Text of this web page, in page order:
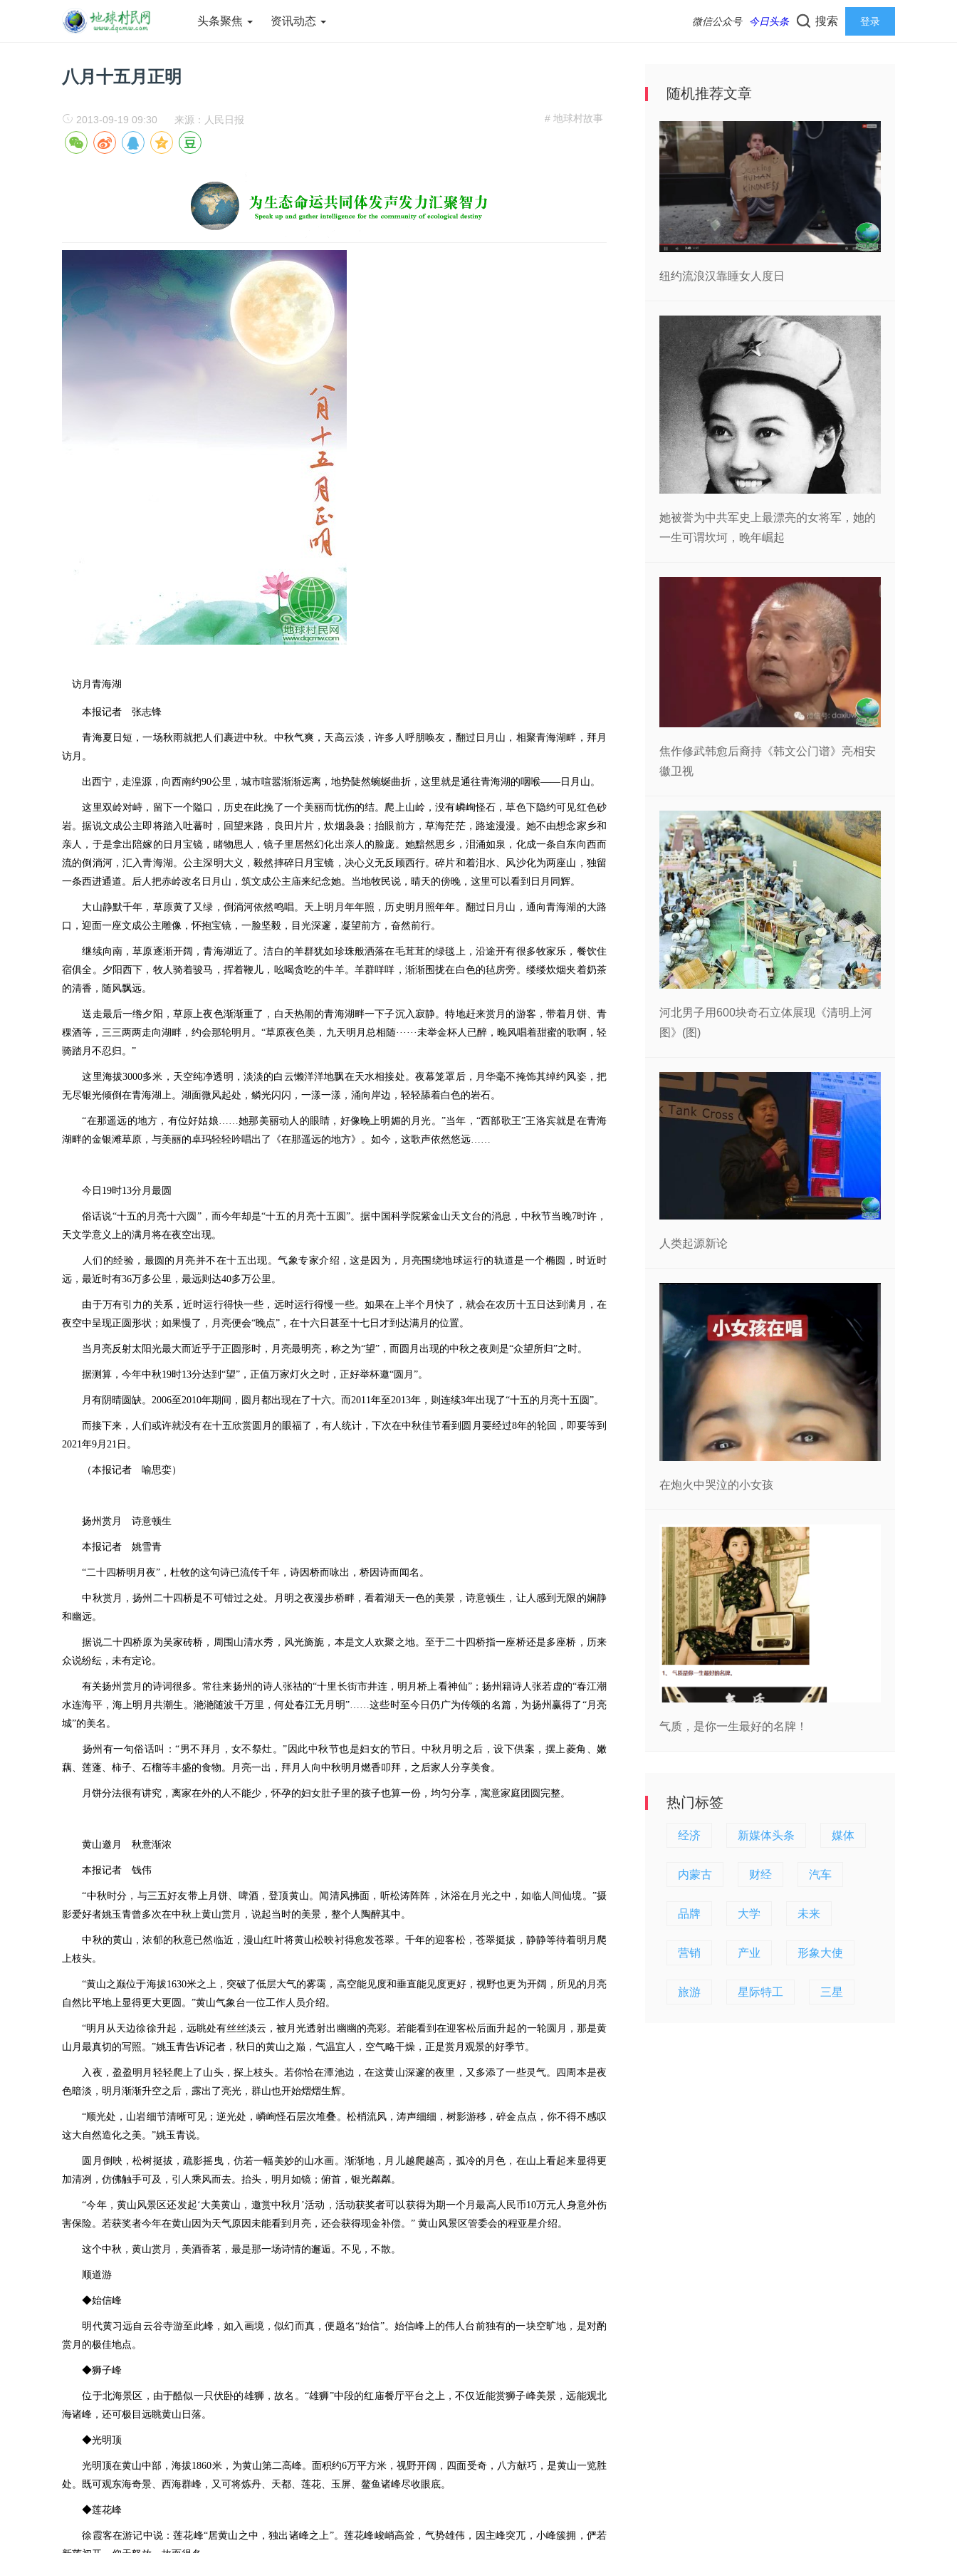
头条聚焦 资讯动态 微信公众号 今日头条 搜索 登录
八月十五月正明
# 地球村故事
2013-09-19 09:30 来源：人民日报
访月青海湖
本报记者 张志锋
青海夏日短，一场秋雨就把人们裹进中秋。中秋气爽，天高云淡，许多人呼朋唤友，翻过日月山，相聚青海湖畔，拜月
访月。
出西宁，走湟源，向西南约90公里，城市喧嚣渐渐远离，地势陡然蜿蜒曲折，这里就是通往青海湖的咽喉——日月山。
这里双岭对峙，留下一个隘口，历史在此挽了一个美丽而忧伤的结。爬上山岭，没有嶙峋怪石，草色下隐约可见红色砂
岩。据说文成公主即将踏入吐蕃时，回望来路，良田片片，炊烟袅袅；抬眼前方，草海茫茫，路途漫漫。她不由想念家乡和
亲人，于是拿出陪嫁的日月宝镜，睹物思人，镜子里居然幻化出亲人的脸庞。她黯然思乡，泪涌如泉，化成一条自东向西而
流的倒淌河，汇入青海湖。公主深明大义，毅然摔碎日月宝镜，决心义无反顾西行。碎片和着泪水、风沙化为两座山，独留
一条西进通道。后人把赤岭改名日月山，筑文成公主庙来纪念她。当地牧民说，晴天的傍晚，这里可以看到日月同辉。
大山静默千年，草原黄了又绿，倒淌河依然鸣唱。天上明月年年照，历史明月照年年。翻过日月山，通向青海湖的大路
口，迎面一座文成公主雕像，怀抱宝镜，一脸坚毅，目光深邃，凝望前方，奋然前行。
继续向南，草原逐渐开阔，青海湖近了。洁白的羊群犹如珍珠般洒落在毛茸茸的绿毯上，沿途开有很多牧家乐，餐饮住
宿俱全。夕阳西下，牧人骑着骏马，挥着鞭儿，吆喝贪吃的牛羊。羊群咩咩，渐渐围拢在白色的毡房旁。缕缕炊烟夹着奶茶
的清香，随风飘远。
送走最后一绺夕阳，草原上夜色渐渐重了，白天热闹的青海湖畔一下子沉入寂静。特地赶来赏月的游客，带着月饼、青
稞酒等，三三两两走向湖畔，约会那轮明月。“草原夜色美，九天明月总相随······未举金杯人已醉，晚风唱着甜蜜的歌啊，轻
骑踏月不忍归。”
这里海拔3000多米，天空纯净透明，淡淡的白云懒洋洋地飘在天水相接处。夜幕笼罩后，月华毫不掩饰其绰约风姿，把
无尽银光倾倒在青海湖上。湖面微风起处，鳞光闪闪，一漾一漾，涌向岸边，轻轻舔着白色的岩石。
“在那遥远的地方，有位好姑娘……她那美丽动人的眼睛，好像晚上明媚的月光。”当年，“西部歌王”王洛宾就是在青海
湖畔的金银滩草原，与美丽的卓玛轻轻吟唱出了《在那遥远的地方》。如今，这歌声依然悠远……
今日19时13分月最圆
俗话说“十五的月亮十六圆”，而今年却是“十五的月亮十五圆”。据中国科学院紫金山天文台的消息，中秋节当晚7时许，
天文学意义上的满月将在夜空出现。
人们的经验，最圆的月亮并不在十五出现。气象专家介绍，这是因为，月亮围绕地球运行的轨道是一个椭圆，时近时
远，最近时有36万多公里，最远则达40多万公里。
由于万有引力的关系，近时运行得快一些，远时运行得慢一些。如果在上半个月快了，就会在农历十五日达到满月，在
夜空中呈现正圆形状；如果慢了，月亮便会“晚点”，在十六日甚至十七日才到达满月的位置。
当月亮反射太阳光最大而近乎于正圆形时，月亮最明亮，称之为“望”，而圆月出现的中秋之夜则是“众望所归”之时。
据测算，今年中秋19时13分达到“望”，正值万家灯火之时，正好举杯邀“圆月”。
月有阴晴圆缺。2006至2010年期间，圆月都出现在了十六。而2011年至2013年，则连续3年出现了“十五的月亮十五圆”。
而接下来，人们或许就没有在十五欣赏圆月的眼福了，有人统计，下次在中秋佳节看到圆月要经过8年的轮回，即要等到
2021年9月21日。
（本报记者 喻思娈）
扬州赏月 诗意顿生
本报记者 姚雪青
“二十四桥明月夜”，杜牧的这句诗已流传千年，诗因桥而咏出，桥因诗而闻名。
中秋赏月，扬州二十四桥是不可错过之处。月明之夜漫步桥畔，看着湖天一色的美景，诗意顿生，让人感到无限的娴静
和幽远。
据说二十四桥原为吴家砖桥，周围山清水秀，风光旖旎，本是文人欢聚之地。至于二十四桥指一座桥还是多座桥，历来
众说纷纭，未有定论。
有关扬州赏月的诗词很多。常往来扬州的诗人张祜的“十里长街市井连，明月桥上看神仙”；扬州籍诗人张若虚的“春江潮
水连海平，海上明月共潮生。滟滟随波千万里，何处春江无月明”……这些时至今日仍广为传颂的名篇，为扬州赢得了“月亮
城”的美名。
扬州有一句俗话叫：“男不拜月，女不祭灶。”因此中秋节也是妇女的节日。中秋月明之后，设下供案，摆上菱角、嫩
藕、莲蓬、柿子、石榴等丰盛的食物。月亮一出，拜月人向中秋明月燃香叩拜，之后家人分享美食。
月饼分法很有讲究，离家在外的人不能少，怀孕的妇女肚子里的孩子也算一份，均匀分享，寓意家庭团圆完整。
黄山邀月 秋意渐浓
本报记者 钱伟
“中秋时分，与三五好友带上月饼、啤酒，登顶黄山。闻清风拂面，听松涛阵阵，沐浴在月光之中，如临人间仙境。”摄
影爱好者姚玉青曾多次在中秋上黄山赏月，说起当时的美景，整个人陶醉其中。
中秋的黄山，浓郁的秋意已然临近，漫山红叶将黄山松映衬得愈发苍翠。千年的迎客松，苍翠挺拔，静静等待着明月爬
上枝头。
“黄山之巅位于海拔1630米之上，突破了低层大气的雾霭，高空能见度和垂直能见度更好，视野也更为开阔，所见的月亮
自然比平地上显得更大更圆。”黄山气象台一位工作人员介绍。
“明月从天边徐徐升起，远眺处有丝丝淡云，被月光透射出幽幽的亮彩。若能看到在迎客松后面升起的一轮圆月，那是黄
山月最真切的写照。”姚玉青告诉记者，秋日的黄山之巅，气温宜人，空气略干燥，正是赏月观景的好季节。
入夜，盈盈明月轻轻爬上了山头，探上枝头。若你恰在潭池边，在这黄山深邃的夜里，又多添了一些灵气。四周本是夜
色暗淡，明月渐渐升空之后，露出了亮光，群山也开始熠熠生辉。
“顺光处，山岩细节清晰可见；逆光处，嶙峋怪石层次堆叠。松梢流风，涛声细细，树影游移，碎金点点，你不得不感叹
这大自然造化之美。”姚玉青说。
圆月倒映，松树挺拔，疏影摇曳，仿若一幅美妙的山水画。渐渐地，月儿越爬越高，孤冷的月色，在山上看起来显得更
加清冽，仿佛触手可及，引人乘风而去。抬头，明月如镜；俯首，银光粼粼。
“今年，黄山风景区还发起‘大美黄山，邀赏中秋月’活动，活动获奖者可以获得为期一个月最高人民币10万元人身意外伤
害保险。若获奖者今年在黄山因为天气原因未能看到月亮，还会获得现金补偿。” 黄山风景区管委会的程亚星介绍。
这个中秋，黄山赏月，美酒香茗，最是那一场诗情的邂逅。不见，不散。
顺道游
◆始信峰
明代黄习远自云谷寺游至此峰，如入画境，似幻而真，便题名“始信”。始信峰上的伟人台前独有的一块空旷地，是对酌
赏月的极佳地点。
◆狮子峰
位于北海景区，由于酷似一只伏卧的雄狮，故名。“雄狮”中段的红庙餐厅平台之上，不仅近能赏狮子峰美景，远能观北
海诸峰，还可极目远眺黄山日落。
◆光明顶
光明顶在黄山中部，海拔1860米，为黄山第二高峰。面积约6万平方米，视野开阔，四面受奇，八方献巧，是黄山一览胜
处。既可观东海奇景、西海群峰，又可将炼丹、天都、莲花、玉屏、鳌鱼诸峰尽收眼底。
◆莲花峰
徐霞客在游记中说：莲花峰“居黄山之中，独出诸峰之上”。莲花峰峻峭高耸，气势雄伟，因主峰突兀，小峰簇拥，俨若
随机推荐文章
纽约流浪汉靠睡女人度日
她被誉为中共军史上最漂亮的女将军，她的
一生可谓坎坷，晚年崛起
焦作修武韩愈后裔持《韩文公门谱》亮相安
徽卫视
河北男子用600块奇石立体展现《清明上河
图》(图)
人类起源新论
在炮火中哭泣的小女孩
气质，是你一生最好的名牌！
热门标签
经济 新媒体头条 媒体
内蒙古 财经 汽车
品牌 大学 未来
营销 产业 形象大使
旅游 星际特工 三星